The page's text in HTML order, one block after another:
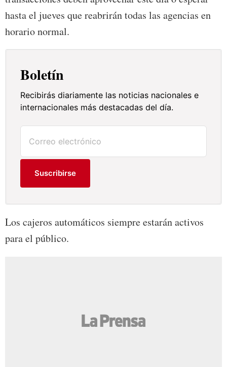
hasta el jueves que reabrirán todas las agencias en
horario normal.
Boletín
Recibirás diariamente las noticias nacionales e
internacionales más destacadas del día.
Suscribirse
Los cajeros automáticos siempre estarán activos
para el público.